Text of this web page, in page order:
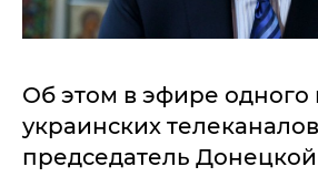
Об этом в эфире одного
украинских
председатель